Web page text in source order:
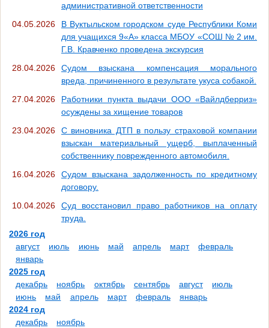
административной ответственности
04.05.2026
В Вуктыльском городском суде Республики Коми
для учащихся 9«А» класса МБОУ «СОШ № 2 им.
Г.В. Кравченко проведена экскурсия
28.04.2026
Судом взыскана компенсация морального
вреда, причиненного в результате укуса собакой.
27.04.2026
Работники пункта выдачи ООО «Вайлдберриз»
осуждены за хищение товаров
23.04.2026
С виновника ДТП в пользу страховой компании
взыскан материальный ущерб, выплаченный
собственнику поврежденного автомобиля.
16.04.2026
Судом взыскана задолженность по кредитному
договору.
10.04.2026
Суд восстановил право работников на оплату
труда.
2026 год
август
июль июнь май апрель март
февраль
январь
2025 год
декабрь
ноябрь октябрь сентябрь август
июль
июнь
май апрель март февраль
январь
2024 год
декабрь
ноябрь